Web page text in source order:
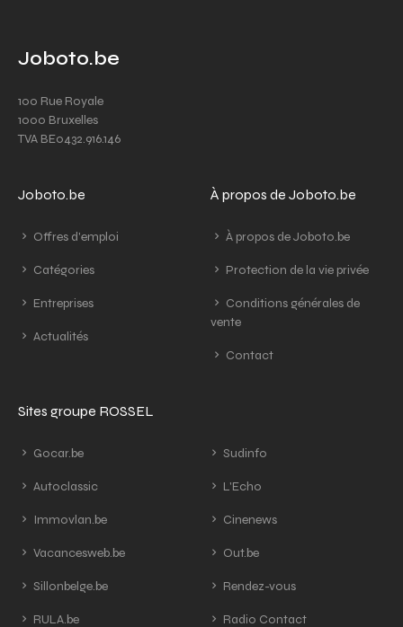
Joboto.be
100 Rue Royale
1000 Bruxelles
TVA BE0432.916.146
Joboto.be
Offres d'emploi
Catégories
Entreprises
Actualités
À propos de Joboto.be
À propos de Joboto.be
Protection de la vie privée
Conditions générales de
vente
Contact
Sites groupe ROSSEL
Gocar.be
Autoclassic
Immovlan.be
Vacancesweb.be
Sillonbelge.be
RULA.be
Sudinfo
L'Echo
Cinenews
Out.be
Rendez-vous
Radio Contact